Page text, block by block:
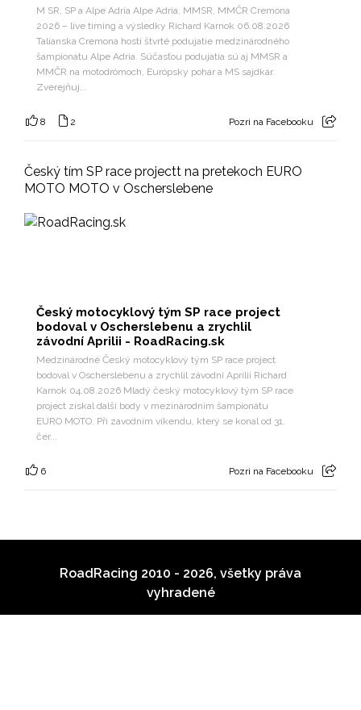
M SR, SP a Alpe Adria Alpe Adria, MMSR, MMČR Cremona
2026 – live timing a výsledky Richard Karnok 06.08.2026
Talianska Cremona hostí štvrté podujatie medzinárodného
šampionátu Alpe Adria. Súčasťou podujatia sú aj MMSR a
MMČR na motodrómoch, Európsky pohár a MS sajdkár.
Zverejňuj...
8 2 Pozri na Facebooku
Český tím SP race projectt na pretekoch EURO
MOTO MOTO v Oscherslebene
Český motocyklový tým SP race project
bodoval v Oscherslebenu a zrychlil
závodní Aprilii - RoadRacing.sk
Medzinárodné Český motocyklový tým SP race project
bodoval v Oscherslebenu a zrychlil závodní Aprilii Richard
Karnok 04.08.2026 Mladý český motocyklový tým SP race
project získal další body v mezinárodním šampionátu
EURO MOTO. Při závodním víkendu, který se konal od 31.
čer...
6 Pozri na Facebooku
RoadRacing 2010 - 2026, všetky práva
vyhradené